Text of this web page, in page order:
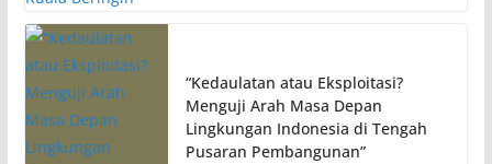
“Kedaulatan atau Eksploitasi?
Menguji Arah Masa Depan
Lingkungan Indonesia di Tengah
Pusaran Pembangunan”